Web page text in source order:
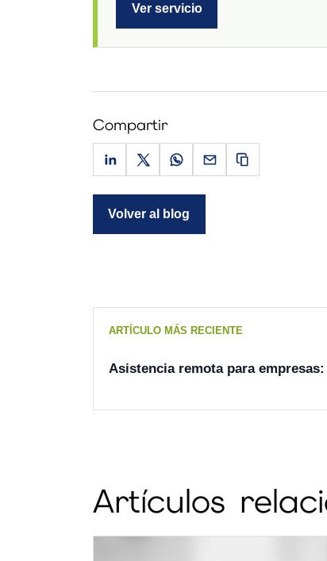
Ver servicio
Compartir
Volver al blog
ARTÍCULO MÁS RECIENTE
Asistencia remota para
Artículos